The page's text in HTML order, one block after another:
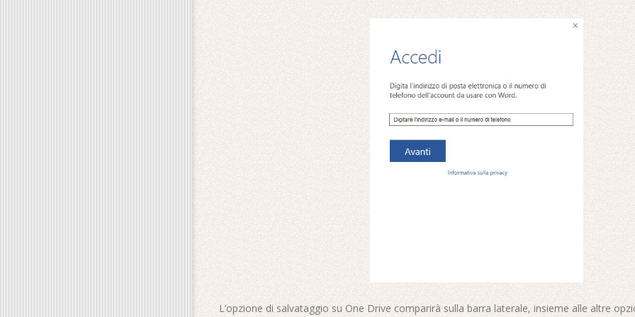
L’opzione di salvataggio su One Drive comparirà sulla barra laterale, insieme alle altre